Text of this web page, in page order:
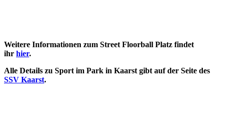
Weitere Informationen zum Street Floorball Platz findet
ihr hier.
Alle Details zu Sport im Park in Kaarst gibt auf der Seite des
SSV Kaarst.